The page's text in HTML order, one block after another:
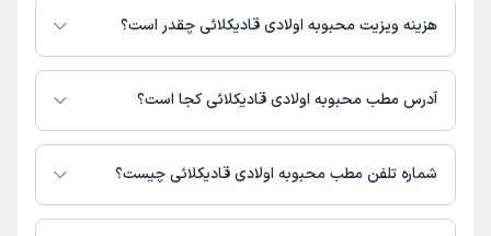
روانشناسی فعالیت می‌کنند.
هزینه ویزیت محبوبه اولادی قادیکلائی چقدر است؟
برای اطلاع از هزینه ویزیت محبوبه اولادی قادیکلائی، لازم است با مطب تماس
بگیرید.آدرس مطب محبوبه اولادی قادیکلائی کجا است؟
محبوبه اولادی قادیکلائی 1 مطب فعال دارند. آدرس مطب‌های محبوبه اولادی
قادیکلائی به شرح زیر است.
طبقه بالای باشگاه بدنسازی ، پلاک 18 واحد 1
شماره تلفن مطب محبوبه اولادی قادیکلائی چیست؟
مطب میدان نبوت : 02177795342